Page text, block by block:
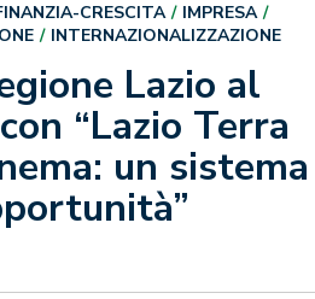
Lazio al
“Lazio Terra
un sistema
CRESCITA
IMPRESA
INTERNAZIONALIZZAZIONE